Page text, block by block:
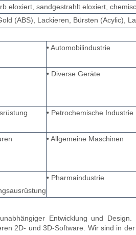
eloxiert, sandgestrahlt eloxiert,
(ABS), Lackieren, Bürsten (Acylic),
• Automobilindustrie
• Diverse Geräte
• Petrochemische Industrie
• Allgemeine Maschinen
• Pharmaindustrie
Entwicklung und
2D- und 3D-Software. Wir sind in